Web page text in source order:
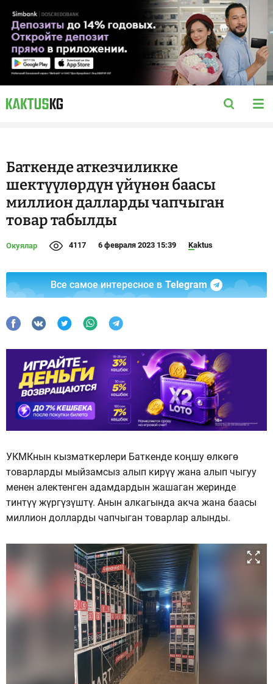
Баткенде аткезчиликке
шектүүлөрдүн үйүнөн баасы
миллион далларды чапчыган
товар табылды
Окуялар 4117 6 февраля 2023 15:39 Kaktus
Все самое интересное в Telegram
УКМКнын кызматкерлери Баткенде коңшу өлкөгө
товарларды мыйзамсыз алып кирүү жана алып чыгуу
менен алектенген адамдардын жашаган жеринде
тинтүү жүргүзүштү. Анын алкагында акча жана баасы
миллион долларды чапчыган товарлар алынды.